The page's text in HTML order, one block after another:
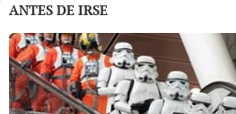
ANTES DE IRSE